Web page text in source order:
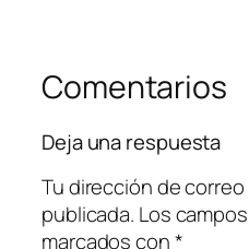
Comentarios
Deja una respuesta
Tu dirección de
publicada. Los
marcados con*